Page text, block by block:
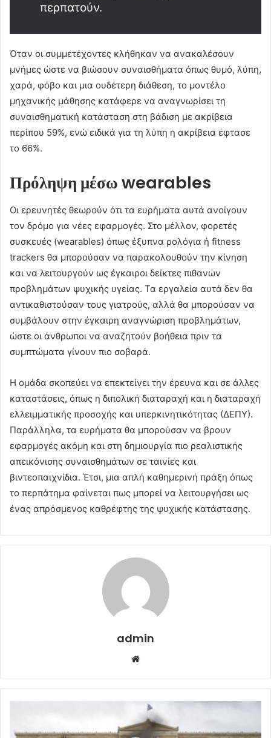
περπατούν.
Όταν οι συμμετέχοντες κλήθηκαν να ανακαλέσουν
μνήμες ώστε να βιώσουν συναισθήματα όπως θυμό, λύπη,
χαρά, φόβο και μια ουδέτερη διάθεση, το μοντέλο
μηχανικής μάθησης κατάφερε να αναγνωρίσει τη
συναισθηματική κατάσταση στη βάδιση με ακρίβεια
περίπου 59%, ενώ ειδικά για τη λύπη η ακρίβεια έφτασε
το 66%.
Πρόληψη μέσω wearables
Οι ερευνητές θεωρούν ότι τα ευρήματα αυτά ανοίγουν
τον δρόμο για νέες εφαρμογές. Στο μέλλον, φορετές
συσκευές (wearables) όπως έξυπνα ρολόγια ή fitness
trackers θα μπορούσαν να παρακολουθούν την κίνηση
και να λειτουργούν ως έγκαιροι δείκτες πιθανών
προβλημάτων ψυχικής υγείας. Τα εργαλεία αυτά δεν θα
αντικαθιστούσαν τους γιατρούς, αλλά θα μπορούσαν να
συμβάλουν στην έγκαιρη αναγνώριση προβλημάτων,
ώστε οι άνθρωποι να αναζητούν βοήθεια πριν τα
συμπτώματα γίνουν πιο σοβαρά.
Η ομάδα σκοπεύει να επεκτείνει την έρευνα και σε άλλες
καταστάσεις, όπως η διπολική διαταραχή και η διαταραχή
ελλειμματικής προσοχής και υπερκινητικότητας (ΔΕΠΥ).
Παράλληλα, τα ευρήματα θα μπορούσαν να βρουν
εφαρμογές ακόμη και στη δημιουργία πιο ρεαλιστικής
απεικόνισης συναισθημάτων σε ταινίες και
βιντεοπαιχνίδια. Έτσι, μια απλή καθημερινή πράξη όπως
το περπάτημα φαίνεται πως μπορεί να λειτουργήσει ως
ένας απρόσμενος καθρέφτης της ψυχικής κατάστασης.
admin